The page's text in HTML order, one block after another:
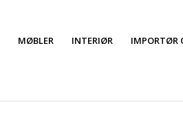
MØBLER INTERIØR IMPORTØR